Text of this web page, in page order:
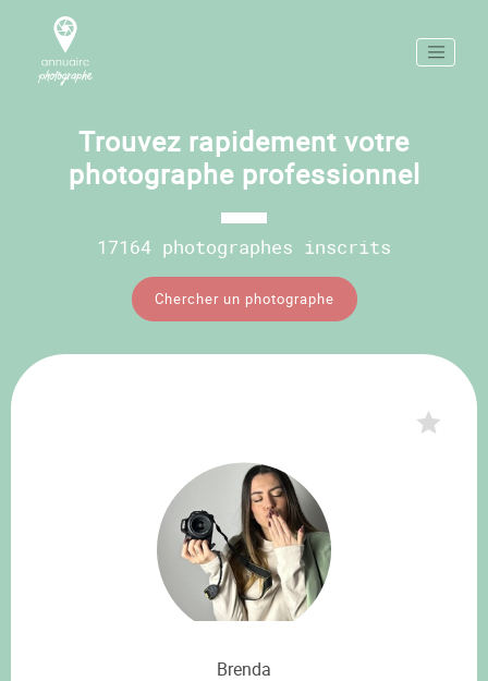
Trouvez rapidement votre
photographe professionnel
17164 photographes inscrits
Chercher un photographe
Brenda